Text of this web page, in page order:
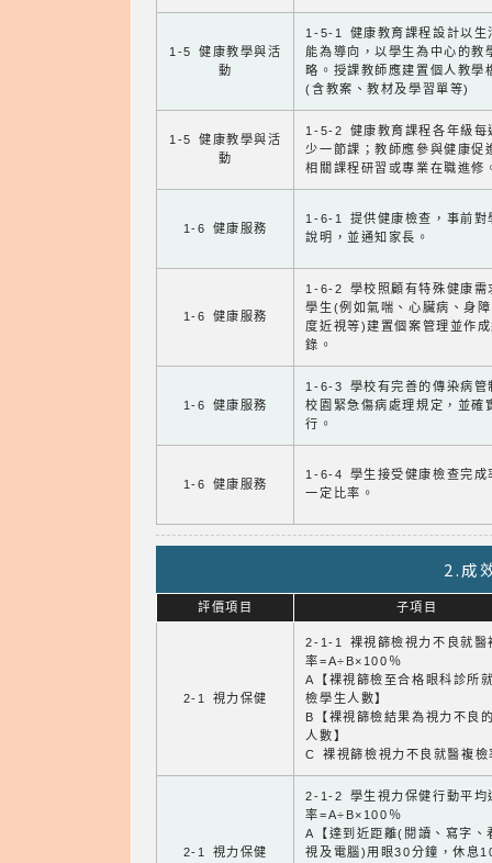
1-5 健康教學與活
動
1-5-1 健康教育課程設計以生
能為導向，以學生為中心的教
略。授課教師應建置個人教學
(含教案、教材及學習單等)
1-5 健康教學與活
動
1-5-2 健康教育課程各年級每
少一節課；教師應參與健康促
相關課程研習或專業在職進修
1-6 健康服務
1-6-1 提供健康檢查，事前對
說明，並通知家長。
1-6 健康服務
1-6-2 學校照顧有特殊健康需
學生(例如氣喘、心臟病、身
度近視等)建置個案管理並作
錄。
1-6 健康服務
1-6-3 學校有完善的傳染病管
校園緊急傷病處理規定，並確
行。
1-6 健康服務
1-6-4 學生接受健康檢查完成
一定比率。
2.成
評價項目 子項目
2-1 視力保健
2-1-1 裸視篩檢視力不良就醫
率=A÷B×100％
A【裸視篩檢至合格眼科診所
檢學生人數】
B【裸視篩檢結果為視力不良
人數】
C 裸視篩檢視力不良就醫複檢
2-1 視力保健
2-1-2 學生視力保健行動平均
率=A÷B×100％
A【達到近距離(閱讀、寫字、
視及電腦)用眼30分鐘，休息